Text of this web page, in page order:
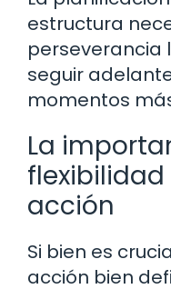
estructura
perseverancia
seguir
momentos
La
flexibilidad
acción
Si bien es
acción bien